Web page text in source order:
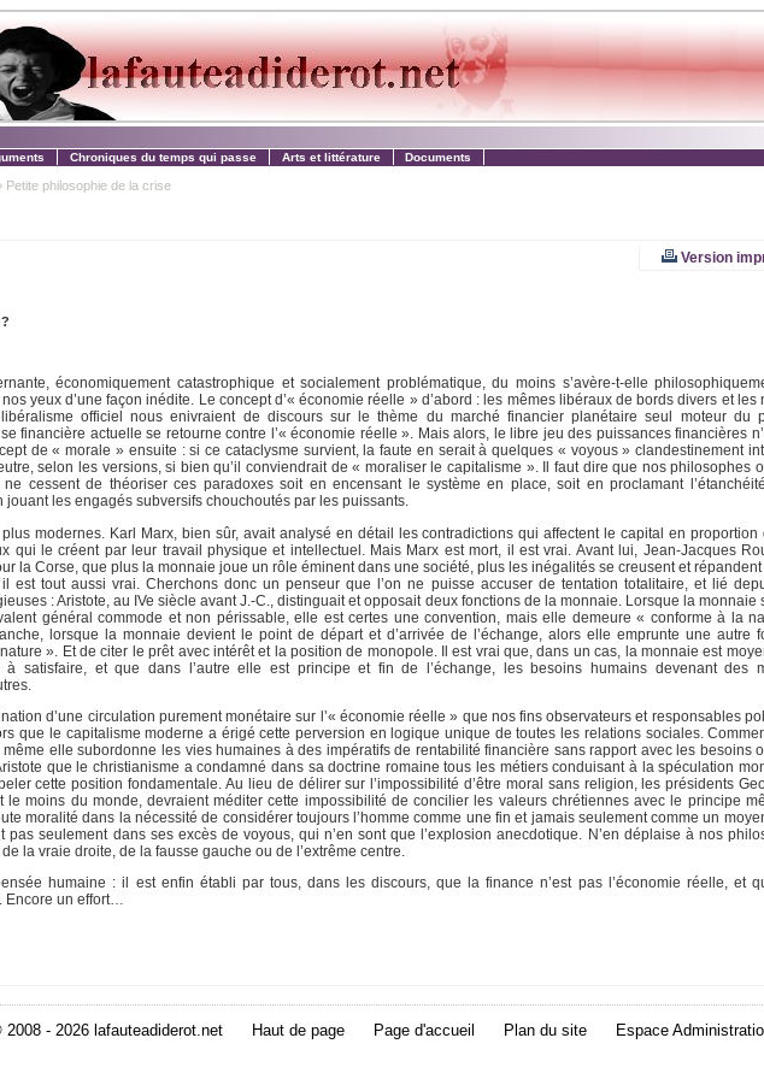
Chroniques du temps qui passe Arts et littérature Documents
Petite philosophie de la crise
Version
économiquement catastrophique et socialement problématique, du moins s’avère-t-elle
yeux d’une façon inédite. Le concept d’« économie réelle » d’abord : les mêmes libéraux de bords divers et les
officiel nous enivraient de discours sur le thème du marché financier planétaire seul moteur du
financière actuelle se retourne contre l’« économie réelle ». Mais alors, le libre jeu des puissances financières
de « morale » ensuite : si ce cataclysme survient, la faute en serait à quelques « voyous » clandestinement
selon les versions, si bien qu’il conviendrait de « moraliser le capitalisme ». Il faut dire que nos philosophes
ne cessent de théoriser ces paradoxes soit en encensant le système en place, soit en proclamant
les engagés subversifs chouchoutés par les puissants.
modernes. Karl Marx, bien sûr, avait analysé en détail les contradictions qui affectent le capital en proportion
qui le créent par leur travail physique et intellectuel. Mais Marx est mort, il est vrai. Avant lui, Jean-Jacques
la Corse, que plus la monnaie joue un rôle éminent dans une société, plus les inégalités se creusent et
est tout aussi vrai. Cherchons donc un penseur que l’on ne puisse accuser de tentation totalitaire, et lié
: Aristote, au IVe siècle avant J.-C., distinguait et opposait deux fonctions de la monnaie. Lorsque la monnaie
général commode et non périssable, elle est certes une convention, mais elle demeure « conforme à la
lorsque la monnaie devient le point de départ et d’arrivée de l’échange, alors elle emprunte une autre
». Et de citer le prêt avec intérêt et la position de monopole. Il est vrai que, dans un cas, la monnaie est
à satisfaire, et que dans l’autre elle est principe et fin de l’échange, les besoins humains devenant des
d’une circulation purement monétaire sur l’« économie réelle » que nos fins observateurs et responsables
que le capitalisme moderne a érigé cette perversion en logique unique de toutes les relations sociales.
elle subordonne les vies humaines à des impératifs de rentabilité financière sans rapport avec les besoins
que le christianisme a condamné dans sa doctrine romaine tous les métiers conduisant à la spéculation
cette position fondamentale. Au lieu de délirer sur l’impossibilité d’être moral sans religion, les présidents
le moins du monde, devraient méditer cette impossibilité de concilier les valeurs chrétiennes avec le principe
moralité dans la nécessité de considérer toujours l’homme comme une fin et jamais seulement comme un
seulement dans ses excès de voyous, qui n’en sont que l’explosion anecdotique. N’en déplaise à nos
la vraie droite, de la fausse gauche ou de l’extrême centre.
humaine : il est enfin établi par tous, dans les discours, que la finance n’est pas l’économie réelle, et
Encore un effort…
- 2026 lafauteadiderot.net Haut de page Page d'accueil Plan du site Espace